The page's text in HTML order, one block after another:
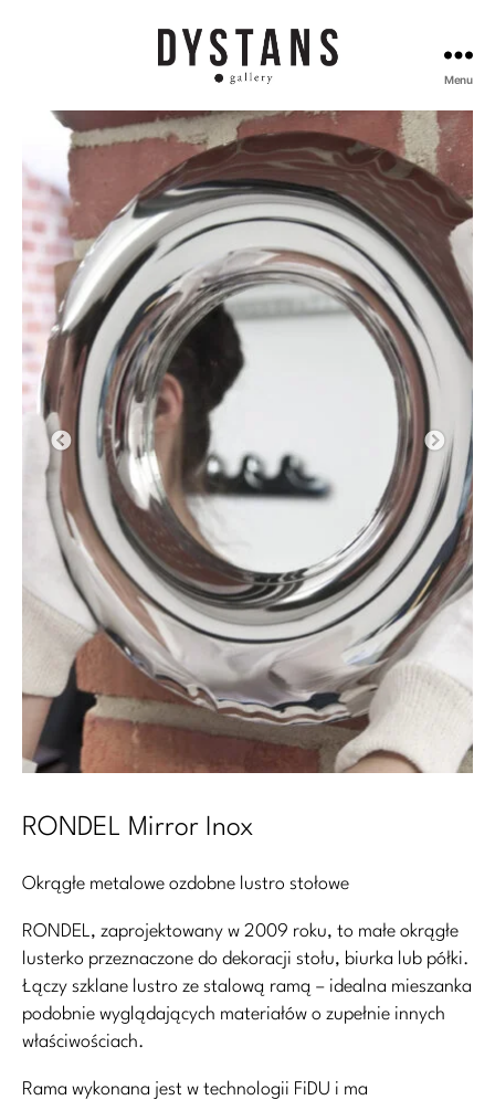
Dystans
Menu
RONDEL Mirror Inox
Okrągłe metalowe ozdobne lustro stołowe
RONDEL, zaprojektowany w 2009 roku, to małe okrągłe
lusterko przeznaczone do dekoracji stołu, biurka lub półki.
Łączy szklane lustro ze stalową ramą – idealna mieszanka
podobnie wyglądających materiałów o zupełnie innych
właściwościach.
Rama wykonana jest w technologii FiDU i ma